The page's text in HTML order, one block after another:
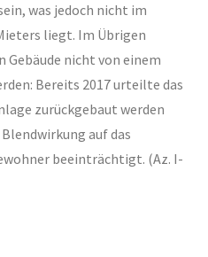
was jedoch nicht im
liegt. Im Übrigen
Gebäude nicht von einem
Bereits 2017 urteilte das
zurückgebaut werden
auf das
beeinträchtigt. (Az. I-